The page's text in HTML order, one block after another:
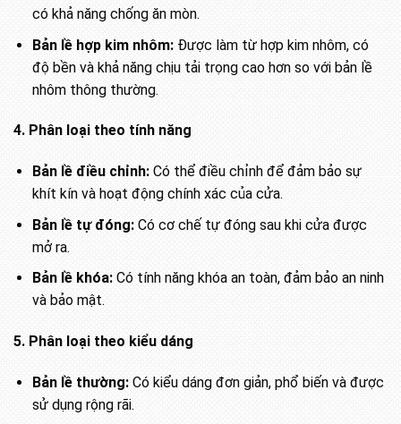
có khả năng chống ăn mòn.
Bản lề hợp kim nhôm:Được làm từ hợp kim nhôm, có
độ bền và khả năng chịu tải trọng cao hơn so với bản lề
nhôm thông thường.
4. Phân loại theo tính năng
Bản lề điều chỉnh:Có thể điều chỉnh để đảm bảo sự
khít kín và hoạt động chính xác của cửa.
Bản lề tự đóng:Có cơ chế tự đóng sau khi cửa được
mở ra.
Bản lề khóa:Có tính năng khóa an toàn, đảm bảo an ninh
và bảo mật.
5. Phân loại theo kiểu dáng
Bản lề thường:Có kiểu dáng đơn giản, phổ biến và được
sử dụng rộng rãi.